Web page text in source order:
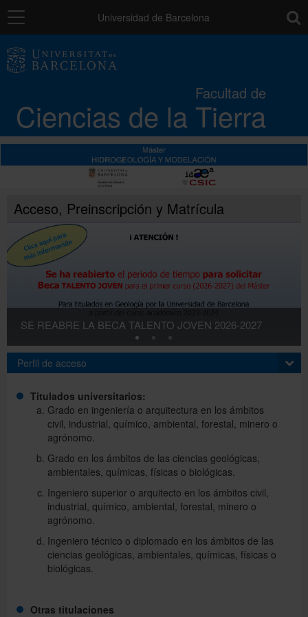
Navegación Universidad de Barcelona
Facultad de
Ciencias de la Tierra
Estudios
Investigación
Calidad
Instituciones y empresas
Servicios
Directorio
English
Acceso, Preinscripción y Matrícula
SE REABRE LA BECA TALENTO JOVEN 2026-2027
Perfil de acceso
Titulados universitarios:
Grado en ingeniería o arquitectura en los ámbitos
civil, industrial, químico, ambiental, forestal, minero o
agrónomo.
Grado en los ámbitos de las ciencias geológicas,
ambientales, químicas, físicas o biológicas.
Ingeniero superior o arquitecto en los ámbitos civil,
industrial, químico, ambiental, forestal, minero o
agrónomo.
Ingeniero técnico o diplomado en los ámbitos de las
ciencias geológicas, ambientales, químicas, físicas o
biológicas.
Otras titulaciones